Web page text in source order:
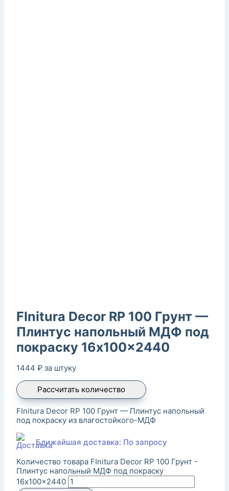
FInitura Decor RP 100 Грунт —
Плинтус напольный МДФ под
покраску 16x100x2440
1444 ₽ за штуку
Рассчитать количество
FInitura Decor RP 100 Грунт — Плинтус напольный
под покраску из влагостойкого-МДФ
Ближайшая доставка: По запросу
Количество товара FInitura Decor RP 100 Грунт -
Плинтус напольный МДФ под покраску
16x100x2440